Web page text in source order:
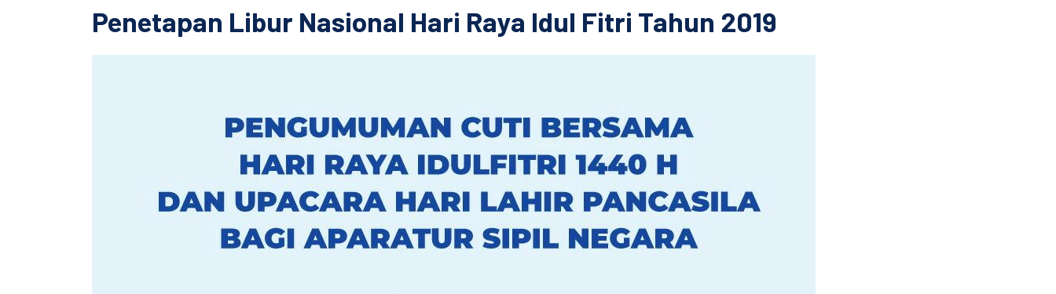
Penetapan Libur Nasional Hari Raya Idul Fitri Tahun 2019